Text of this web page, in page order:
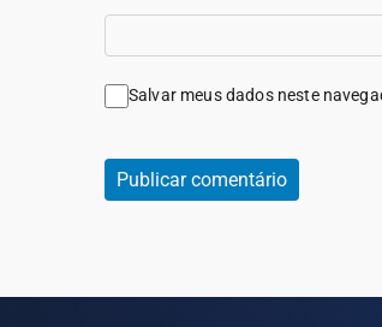
Salvar meus dados neste